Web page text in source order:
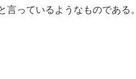
っているようなものである。